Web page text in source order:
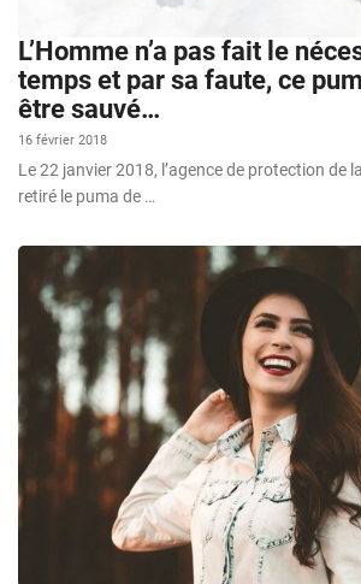
L’Homme n’a pas fait le
temps et par sa faute, ce
être sauvé…
16 février 2018
Le 22 janvier 2018, l’agence de protection de
retiré le puma de …